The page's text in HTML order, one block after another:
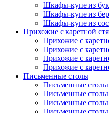
Шкафы-купе из
Шкафы-купе из
Шкафы-купе из
Прихожие с каретной
Прихожие с
Прихожие с
Прихожие с
Прихожие с
Письменные столы
Письменные столы
Письменные столы
Письменные столы
Письменные столы